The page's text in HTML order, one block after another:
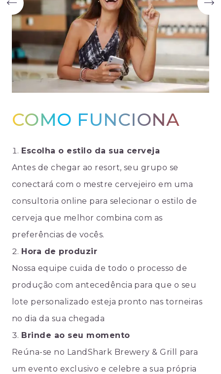
COMO FUNCIONA
Escolha o estilo da sua cerveja
Antes de chegar ao resort, seu grupo se
conectará com o mestre cervejeiro em uma
consultoria online para selecionar o estilo de
cerveja que melhor combina com as
preferências de vocês.
Hora de produzir
Nossa equipe cuida de todo o processo de
produção com antecedência para que o seu
lote personalizado esteja pronto nas torneiras
no dia da sua chegada
Brinde ao seu momento
Reúna-se no LandShark Brewery & Grill para
um evento exclusivo e celebre a sua própria